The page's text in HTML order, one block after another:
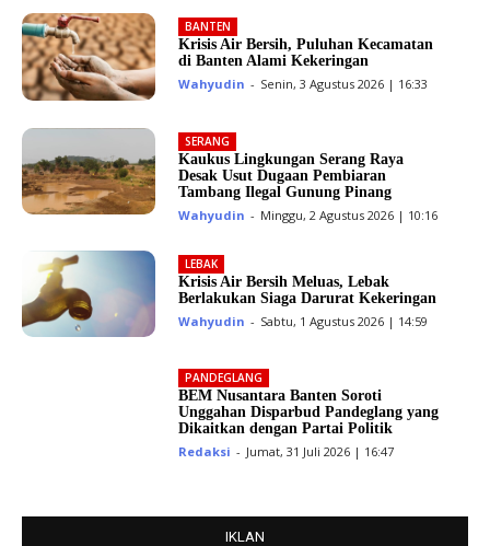
BANTEN
Krisis Air Bersih, Puluhan Kecamatan
di Banten Alami Kekeringan
Wahyudin - Senin, 3 Agustus 2026 | 16:33
SERANG
Kaukus Lingkungan Serang Raya
Desak Usut Dugaan Pembiaran
Tambang Ilegal Gunung Pinang
Wahyudin - Minggu, 2 Agustus 2026 | 10:16
LEBAK
Krisis Air Bersih Meluas, Lebak
Berlakukan Siaga Darurat Kekeringan
Wahyudin - Sabtu, 1 Agustus 2026 | 14:59
PANDEGLANG
BEM Nusantara Banten Soroti
Unggahan Disparbud Pandeglang yang
Dikaitkan dengan Partai Politik
Redaksi - Jumat, 31 Juli 2026 | 16:47
IKLAN